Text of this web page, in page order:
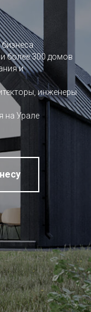
более 300 домов
и
инженеры
на Урале